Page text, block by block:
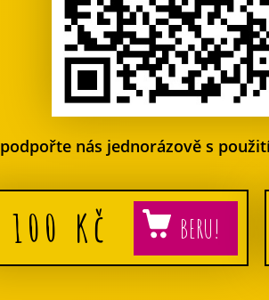
podpořte nás jednorázově s
100 Kč